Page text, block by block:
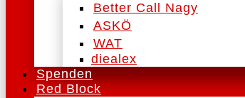
Better Call Nagy
ASKÖ
WAT
diealex
Spenden
Red Block